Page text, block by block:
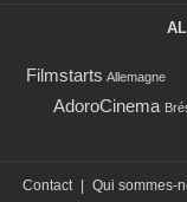
Filmstarts Allemagne
AdoroCinema
Contact | Qui sommes-